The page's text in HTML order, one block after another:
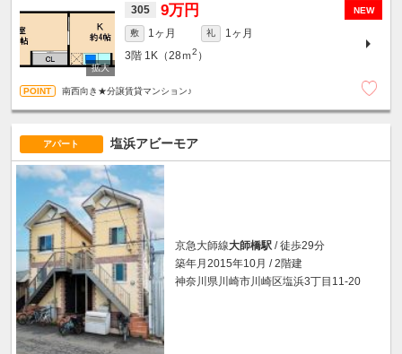
NEW
305 9万円
敷 1ヶ月 礼
1ヶ月
3階 1K（28ｍ2 ）
南西向き★分譲賃貸マンション♪
アパート 塩浜アビーモア
京急大師線大師橋駅 / 徒歩29分
築年月2015年10月 / 2階建
神奈川県川崎市川崎区塩浜3丁目11-20